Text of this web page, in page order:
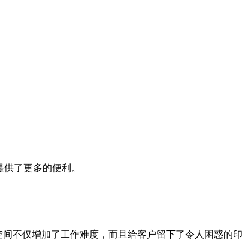
了更多的便利。
不仅增加了工作难度，而且给客户留下了令人困惑的印